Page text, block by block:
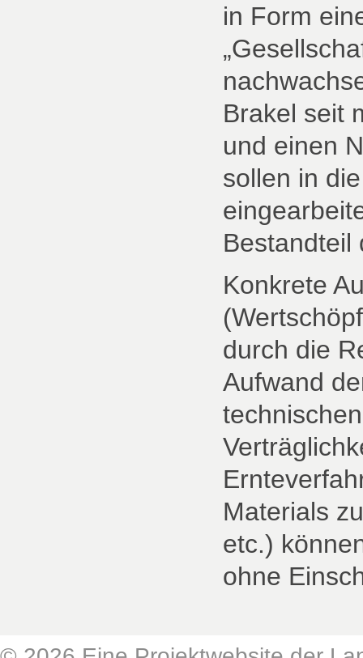
in Form
Brakel seit
und einen
sollen in
Bestandteil
Konkrete
durch die
Aufwand
Materials
etc.)
ohne